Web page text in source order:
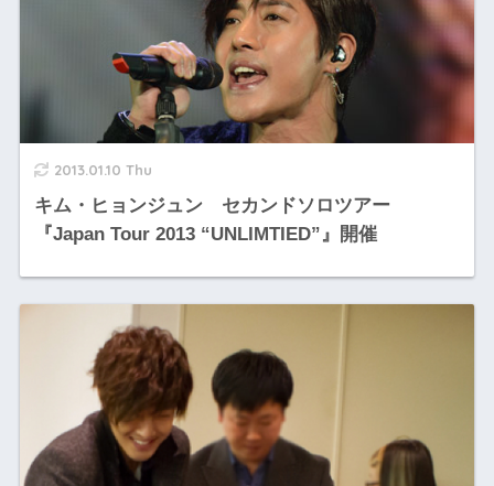
2013.01.10 Thu
キム・ヒョンジュン セカンドソロツアー
『Japan Tour 2013 “UNLIMTIED”』開催